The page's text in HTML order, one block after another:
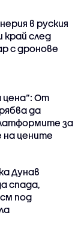
в руския
край след
с дронове
цена“: От
да
за
на цените
Дунав
спада,
под